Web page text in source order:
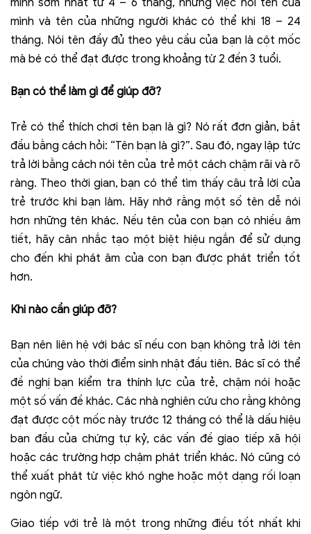
mình và tên của những người khác có thể khi 18 – 24
tháng. Nói tên đầy đủ theo yêu cầu của bạn là cột mốc
mà bé có thể đạt được trong khoảng từ 2 đến 3 tuổi.
Bạn có thể làm gì để giúp đỡ?
Trẻ có thể thích chơi tên bạn là gì? Nó rất đơn giản, bắt
đầu bằng cách hỏi: “Tên bạn là gì?”. Sau đó, ngay lập tức
trả lời bằng cách nói tên của trẻ một cách chậm rãi và rõ
ràng. Theo thời gian, bạn có thể tìm thấy câu trả lời của
trẻ trước khi bạn làm. Hãy nhớ rằng một số tên dễ nói
hơn những tên khác. Nếu tên của con bạn có nhiều âm
tiết, hãy cân nhắc tạo một biệt hiệu ngắn để sử dụng
cho đến khi phát âm của con bạn được phát triển tốt
hơn.
Khi nào cần giúp đỡ?
Bạn nên liên hệ với bác sĩ nếu con bạn không trả lời tên
của chúng vào thời điểm sinh nhật đầu tiên. Bác sĩ có thể
đề nghị bạn kiểm tra thính lực của trẻ, chậm nói hoặc
một số vấn đề khác. Các nhà nghiên cứu cho rằng không
đạt được cột mốc này trước 12 tháng có thể là dấu hiệu
ban đầu của chứng tự kỷ, các vấn đề giao tiếp xã hội
hoặc các trường hợp chậm phát triển khác. Nó cũng có
thể xuất phát từ việc khó nghe hoặc một dạng rối loạn
ngôn ngữ.
Giao tiếp với trẻ là một trong những điều tốt nhất khi